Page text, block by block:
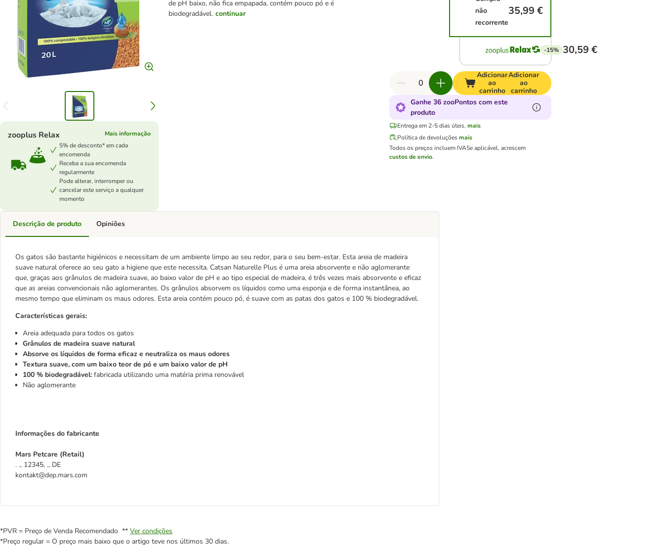
de pH baixo, não fica empapada, contém pouco pó e é
biodegradável. continuar
zooplus Relax
Mais informação
5% de desconto* em cada
encomenda
Receba a sua encomenda
regularmente
Pode alterar, interromper ou
cancelar este serviço a qualquer
momento
não
recorrente
35,99 €
-15% 30,59 €
Adicionar
ao
carrinho
Adicionar
ao
carrinho
Ganhe 36 zooPontos com este
produto
Entrega em 2-5 dias úteis. mais
Política de devoluções mais
Todos os preços incluem IVASe aplicável, acrescem
custos de envio.
Descrição de produto
Os gatos são bastante higiénicos e necessitam de um ambiente limpo ao seu redor, para o seu bem-estar. Esta areia de madeira
suave natural oferece ao seu gato a higiene que este necessita. Catsan Naturelle Plus é uma areia absorvente e não aglomerante
que, graças aos grânulos de madeira suave, ao baixo valor de pH e ao tipo especial de madeira, é três vezes mais absorvente e eficaz
que as areias convencionais não aglomerantes. Os grânulos absorvem os líquidos como uma esponja e de forma instantânea, ao
mesmo tempo que eliminam os maus odores. Esta areia contém pouco pó, é suave com as patas dos gatos e 100 % biodegradável.
Características gerais:
Areia adequada para todos os gatos
Grânulos de madeira suave natural
Absorve os líquidos de forma eficaz e neutraliza os maus odores
Textura suave, com um baixo teor de pó e um baixo valor de pH
100 % biodegradável: fabricada utilizando uma matéria prima renovável
Não aglomerante
Informações do fabricante
Mars Petcare (Retail)
. ., 12345, ., DE
kontakt@dep.mars.com
Opiniões
*PVR = Preço de Venda Recomendado ** Ver condições
*Preço regular = O preço mais baixo que o artigo teve nos últimos 30 dias.